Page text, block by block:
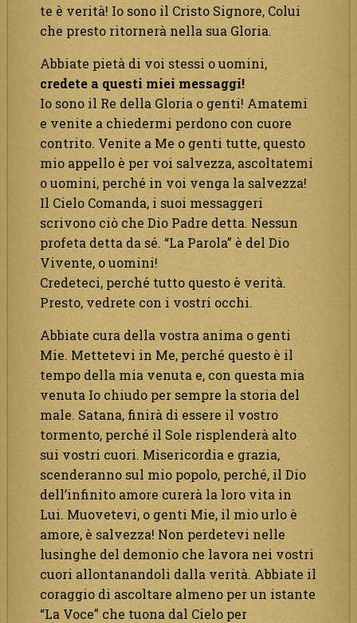
te è verità! Io sono il Cristo Signore, Colui
che presto ritornerà nella sua Gloria.
Abbiate pietà di voi stessi o uomini,
credete a questi miei messaggi!
Io sono il Re della Gloria o genti! Amatemi
e venite a chiedermi perdono con cuore
contrito. Venite a Me o genti tutte, questo
mio appello è per voi salvezza, ascoltatemi
o uomini, perché in voi venga la salvezza!
Il Cielo Comanda, i suoi messaggeri
scrivono ciò che Dio Padre detta. Nessun
profeta detta da sé. “La Parola” è del Dio
Vivente, o uomini!
Credeteci, perché tutto questo è verità.
Presto, vedrete con i vostri occhi.
Abbiate cura della vostra anima o genti
Mie. Mettetevi in Me, perché questo è il
tempo della mia venuta e, con questa mia
venuta Io chiudo per sempre la storia del
male. Satana, finirà di essere il vostro
tormento, perché il Sole risplenderà alto
sui vostri cuori. Misericordia e grazia,
scenderanno sul mio popolo, perché, il Dio
dell’infinito amore curerà la loro vita in
Lui. Muovetevi, o genti Mie, il mio urlo è
amore, è salvezza! Non perdetevi nelle
lusinghe del demonio che lavora nei vostri
cuori allontanandoli dalla verità. Abbiate il
coraggio di ascoltare almeno per un istante
“La Voce” che tuona dal Cielo per